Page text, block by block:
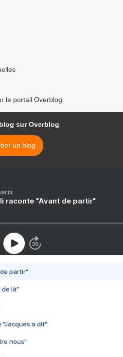
le portail Overblog
sur Overblog
un blog
raconte "Avant de partir"
partir"
de là"
"Jacques a dit"
nous"